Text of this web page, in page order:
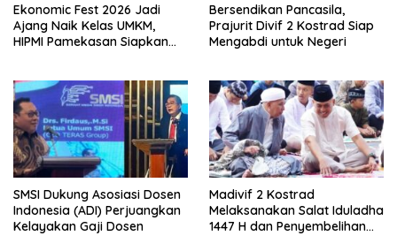
Ekonomic Fest 2026 Jadi
Ajang Naik Kelas UMKM,
HIPMI Pamekasan Siapkan
Bersendikan Pancasila,
Prajurit Divif 2 Kostrad Siap
Mengabdi untuk Negeri
SMSI Dukung Asosiasi Dosen
Indonesia (ADI) Perjuangkan
Kelayakan Gaji Dosen
Madivif 2 Kostrad
Melaksanakan Salat Iduladha
1447 H dan Penyembelihan